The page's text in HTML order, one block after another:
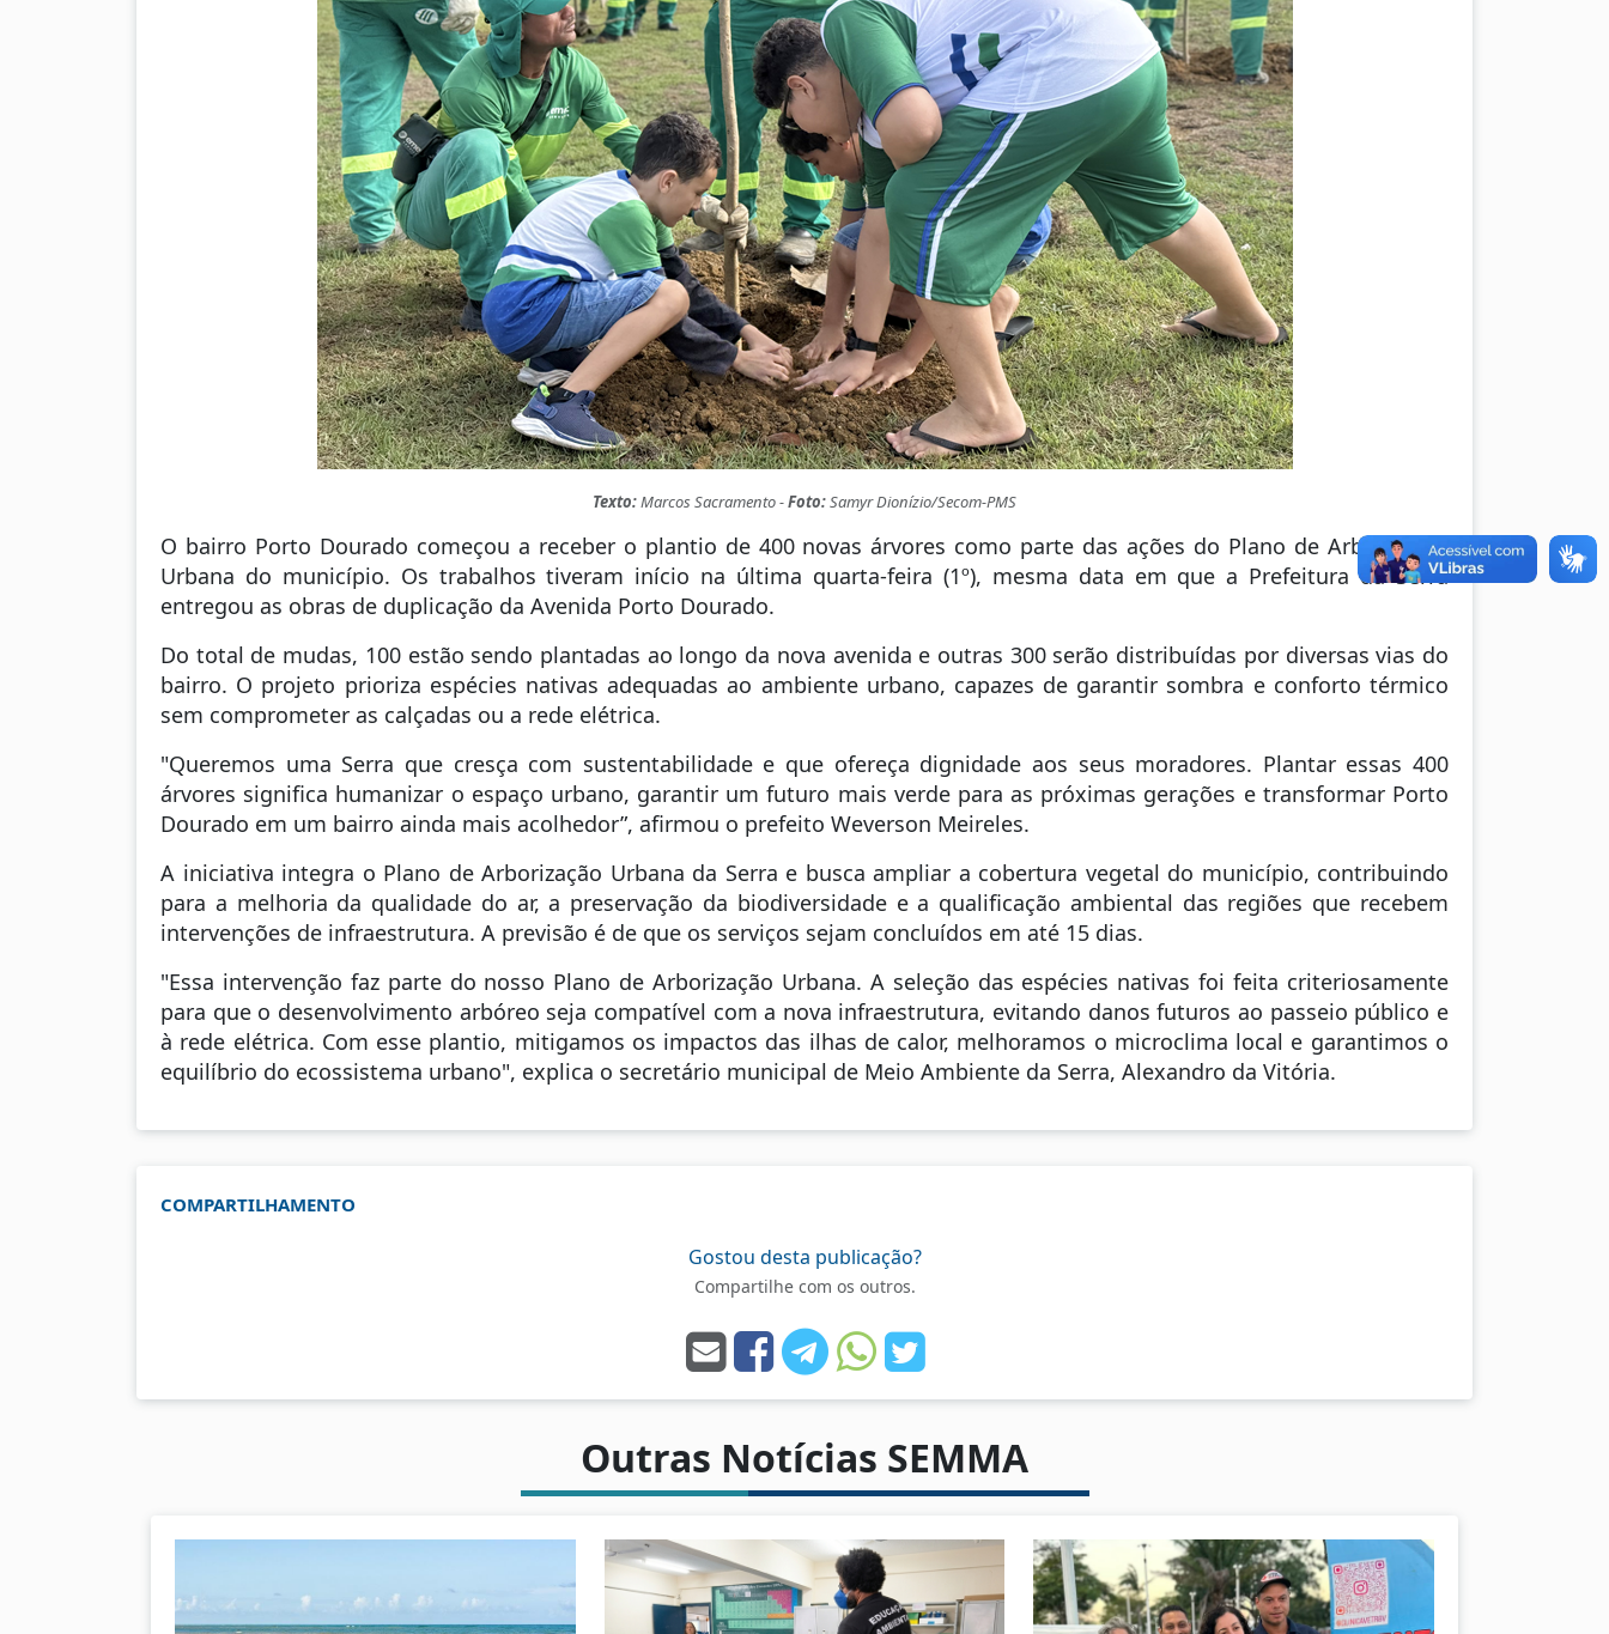
Texto:Marcos Sacramento -Foto:Samyr Dionízio/Secom-PMS
O bairro Porto Dourado começou a receber o plantio de 400 novas árvores como parte das ações do Plano de Arborização
Urbana do município. Os trabalhos tiveram início na última quarta-feira (1º), mesma data em que a Prefeitura da Serra
entregou as obras de duplicação da Avenida Porto Dourado.
Do total de mudas, 100 estão sendo plantadas ao longo da nova avenida e outras 300 serão distribuídas por diversas vias do
bairro. O projeto prioriza espécies nativas adequadas ao ambiente urbano, capazes de garantir sombra e conforto térmico
sem comprometer as calçadas ou a rede elétrica.
"Queremos uma Serra que cresça com sustentabilidade e que ofereça dignidade aos seus moradores. Plantar essas 400
árvores significa humanizar o espaço urbano, garantir um futuro mais verde para as próximas gerações e transformar Porto
Dourado em um bairro ainda mais acolhedor”, afirmou o prefeito Weverson Meireles.
A iniciativa integra o Plano de Arborização Urbana da Serra e busca ampliar a cobertura vegetal do município, contribuindo
para a melhoria da qualidade do ar, a preservação da biodiversidade e a qualificação ambiental das regiões que recebem
intervenções de infraestrutura. A previsão é de que os serviços sejam concluídos em até 15 dias.
"Essa intervenção faz parte do nosso Plano de Arborização Urbana. A seleção das espécies nativas foi feita criteriosamente
para que o desenvolvimento arbóreo seja compatível com a nova infraestrutura, evitando danos futuros ao passeio público e
à rede elétrica. Com esse plantio, mitigamos os impactos das ilhas de calor, melhoramos o microclima local e garantimos o
equilíbrio do ecossistema urbano", explica o secretário municipal de Meio Ambiente da Serra, Alexandro da Vitória.
COMPARTILHAMENTO
Gostou desta publicação?
Compartilhe com os outros.
Outras Notícias SEMMA